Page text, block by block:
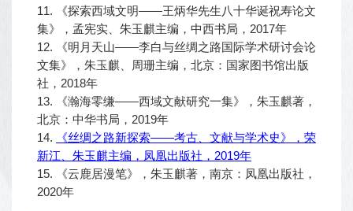
11. 《探索西域文明——王炳华先生八十华诞祝寿论文
集》，孟宪实、朱玉麒主编，中西书局，2017年
12. 《明月天山——李白与丝绸之路国际学术研讨会论
文集》，朱玉麒、周珊主编，北京：国家图书馆出版
社，2018年
13. 《瀚海零缣——西域文献研究一集》，朱玉麒著，
北京：中华书局，2019年
14.
《丝绸之路新探索——考古、文献与学术史》，荣
新江、朱玉麒主编，凤凰出版社，2019年
15. 《云鹿居漫笔》，朱玉麒著，南京：凤凰出版社，
2020年